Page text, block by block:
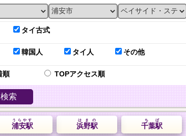
タイ古式
韓国人 タイ人 その他
順 TOPアクセス順
検索
千葉駅
ちば
浜野駅
はまの
浦安駅
うらやす